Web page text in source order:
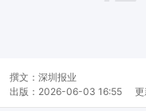
撰文： 深圳报业
出版： 2026-06-03 16:55 更